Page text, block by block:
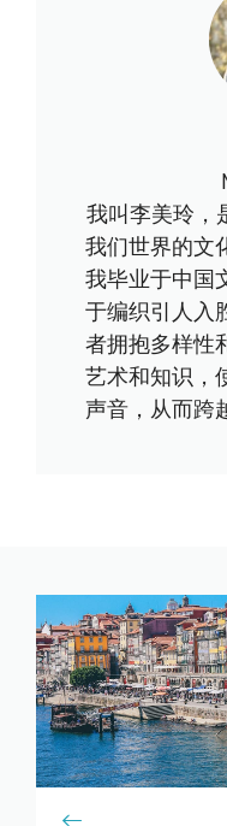
我叫李美玲，
我们世界的文
我毕业于中国
于编织引人入
者拥抱多样性
艺术和知识，
声音，从而跨